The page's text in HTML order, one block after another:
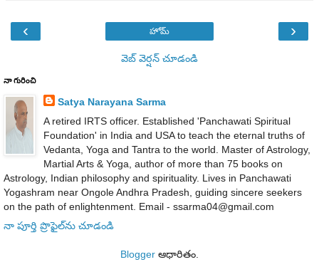
‹ ›
హోమ్
వెబ్ వెర్షన్‌ చూడండి
నా గురించి
Satya Narayana Sarma
A retired IRTS officer. Established 'Panchawati Spiritual
Foundation' in India and USA to teach the eternal truths of
Vedanta, Yoga and Tantra to the world. Master of Astrology,
Martial Arts & Yoga, author of more than 75 books on
Astrology, Indian philosophy and spirituality. Lives in Panchawati
Yogashram near Ongole Andhra Pradesh, guiding sincere seekers
on the path of enlightenment. Email - ssarma04@gmail.com
నా పూర్తి ప్రొఫైల్‌ను చూడండి
Blogger ఆధారితం.